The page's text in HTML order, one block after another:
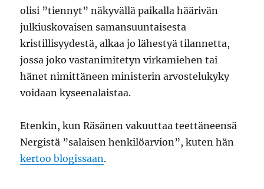
olisi ”tiennyt” näkyvällä paikalla häärivän
julkiuskovaisen samansuuntaisesta
kristillisyydestä, alkaa jo lähestyä tilannetta,
jossa joko vastanimitetyn virkamiehen tai
hänet nimittäneen ministerin arvostelukyky
voidaan kyseenalaistaa.
Etenkin, kun Räsänen vakuuttaa teettäneensä
Nergistä ”salaisen henkilöarvion”, kuten hän
kertoo blogissaan.